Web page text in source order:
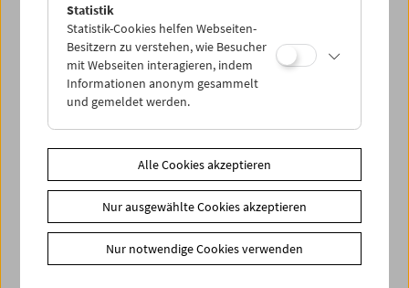
PROGRAMM ÜBERBLICK
Share on
Statistik
Statistik-Cookies helfen Webseiten-
Besitzern zu verstehen, wie Besucher
mit Webseiten interagieren, indem
Informationen anonym gesammelt
und gemeldet werden.
Alle Cookies akzeptieren
Nur ausgewählte Cookies akzeptieren
Nur notwendige Cookies verwenden